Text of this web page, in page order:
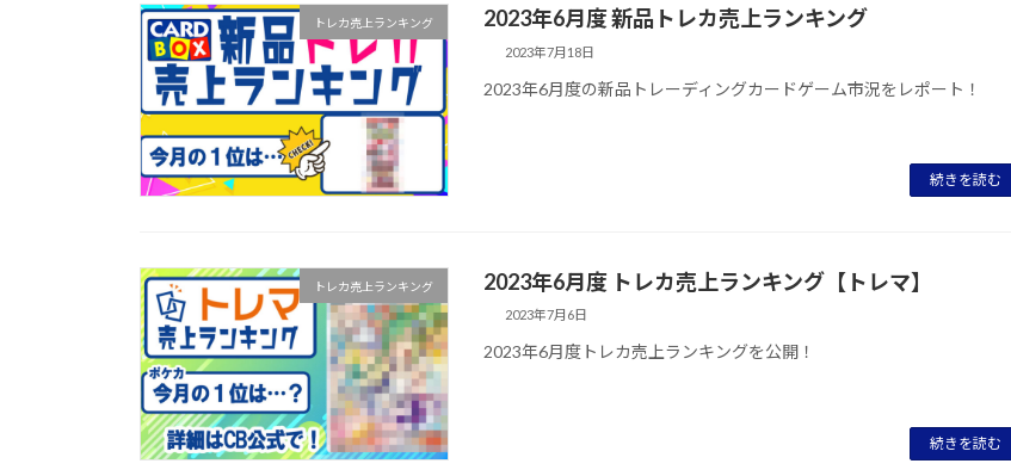
トレカ売上ランキング 2023年6月度 新品トレカ売上ランキング
2023年7月18日
2023年6月度の新品トレーディングカードゲーム市況をレポート！
続きを読む
トレカ売上ランキング 2023年6月度 トレカ売上ランキング【トレマ】
2023年7月6日
2023年6月度トレカ売上ランキングを公開！
続きを読む